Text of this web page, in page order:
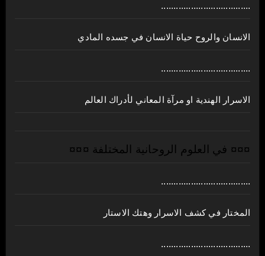
....................................
الانسان والروح حياة الانسان في جسده المادي
....................................
الاسرار الهندية او مرآة المعاني لأدراك العالم
¤¤¤ في العلوم الروحانية المختلفة ¤¤¤
....................................
المختار في كشف الاسرار وهتك الاستار
....................................